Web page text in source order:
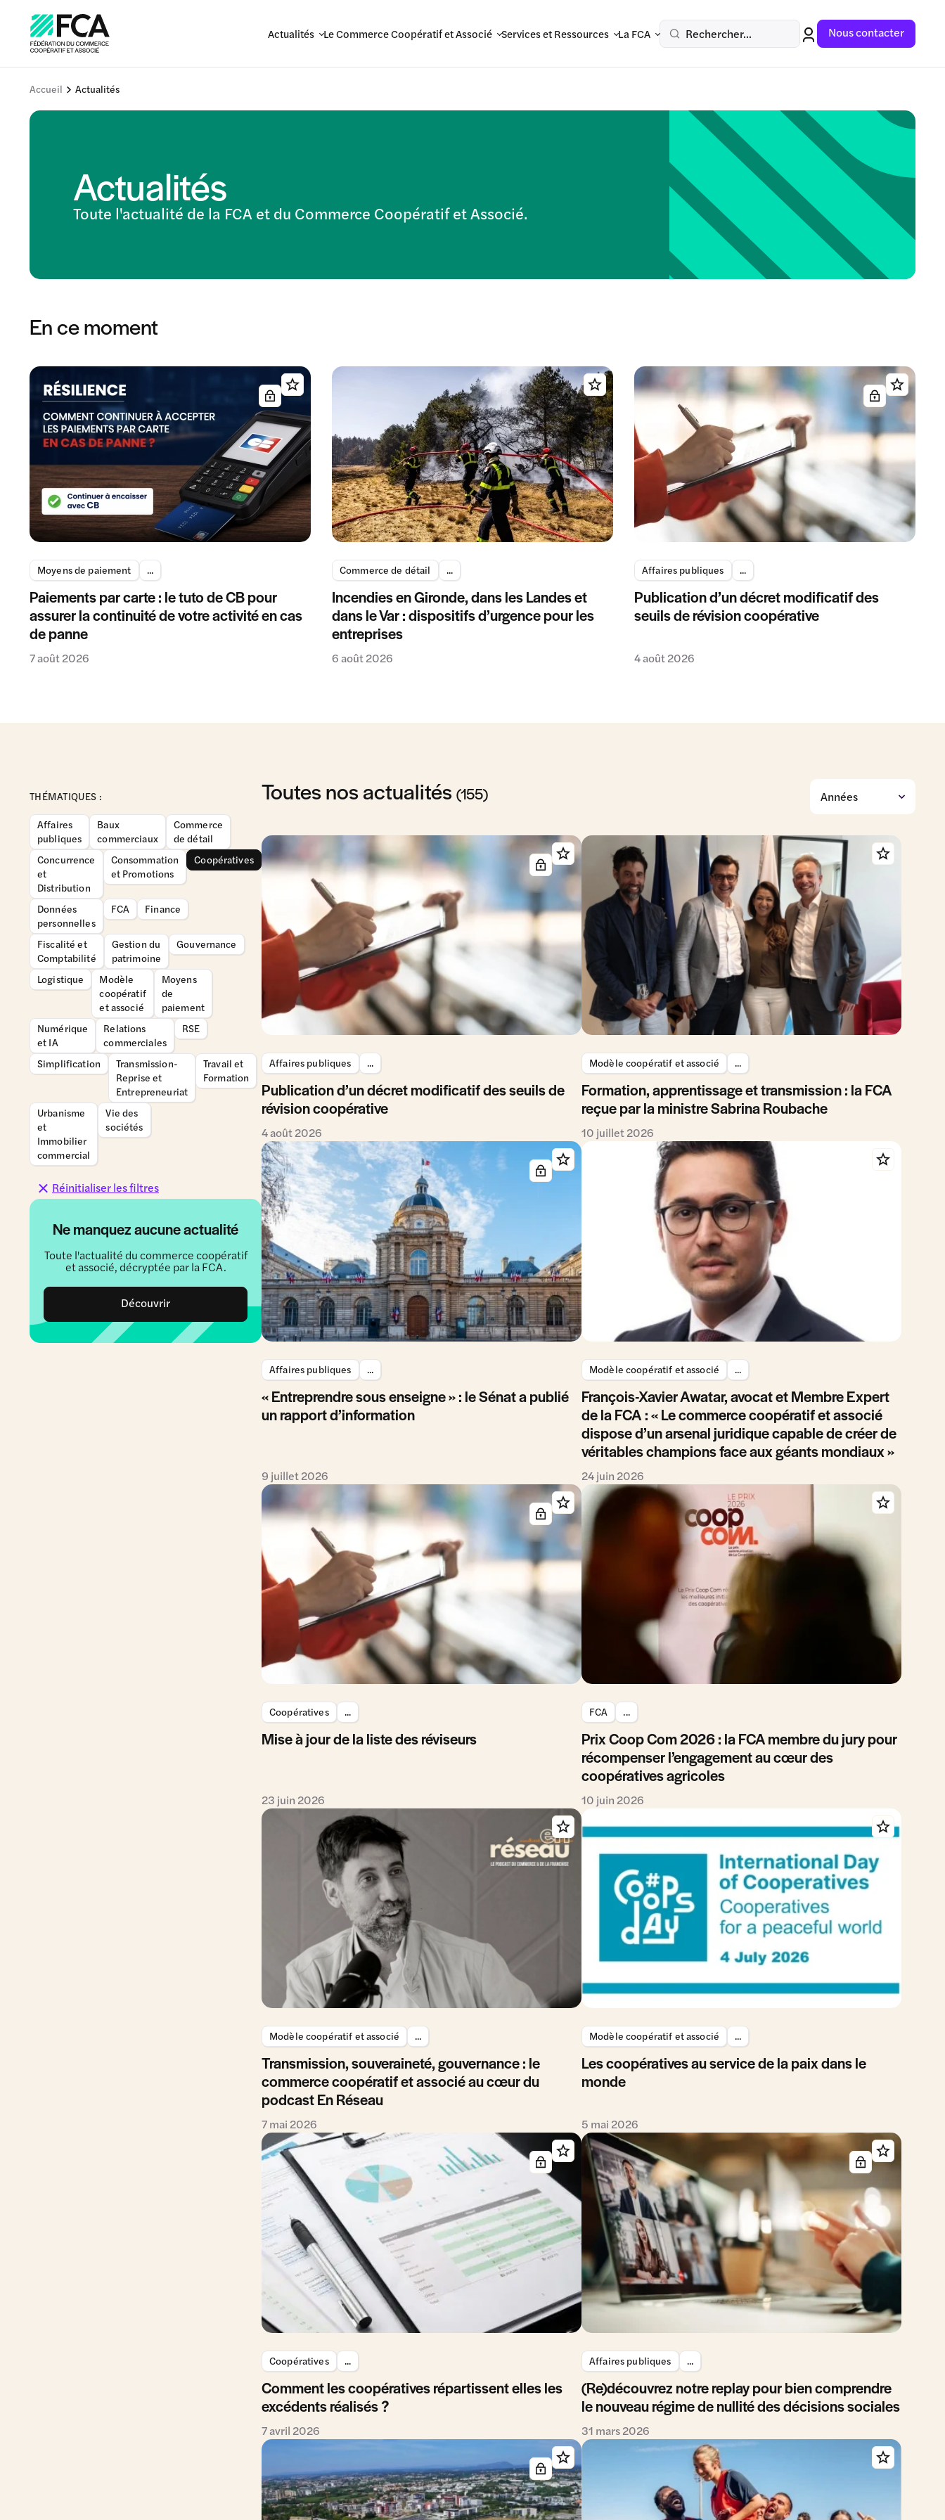
Actualités Le Commerce Coopératif et Associé Services et Ressources La FCA Rechercher... Nous contacter
Accueil Actualités
Actualités
Toute l'actualité de la FCA et du Commerce Coopératif et Associé.
En ce moment
Moyens de paiement ...
Paiements par carte : le tuto de CB pour
assurer la continuité de votre activité en cas
de panne
7 août 2026
Commerce de détail ...
Incendies en Gironde, dans les Landes et
dans le Var : dispositifs d’urgence pour les
entreprises
6 août 2026
Affaires publiques ...
Publication d’un décret modificatif des
seuils de révision coopérative
4 août 2026
THÉMATIQUES :
Affaires
publiques
Baux
commerciaux
Commerce
de détail
Concurrence
et
Distribution
Consommation
et Promotions
Coopératives
Données
personnelles
FCA Finance
Fiscalité et
Comptabilité
Gestion du
patrimoine
Gouvernance
Logistique
Modèle
coopératif
et associé
Moyens
de
paiement
Numérique
et IA
Relations
commerciales
RSE
Simplification
Transmission-
Reprise et
Entrepreneuriat
Travail et
Formation
Urbanisme
et
Immobilier
commercial
Vie des
sociétés
Réinitialiser les filtres
Ne manquez aucune actualité
Toute l'actualité du commerce coopératif
et associé, décryptée par la FCA.
Découvrir
Toutes nos actualités (155)
Affaires publiques ...
Publication d’un décret modificatif des seuils de
révision coopérative
4 août 2026
Modèle coopératif et associé ...
Formation, apprentissage et transmission : la FCA
reçue par la ministre Sabrina Roubache
10 juillet 2026
Affaires publiques ...
« Entreprendre sous enseigne » : le Sénat a publié
un rapport d’information
9 juillet 2026
Modèle coopératif et associé ...
François-Xavier Awatar, avocat et Membre Expert
de la FCA : « Le commerce coopératif et associé
dispose d’un arsenal juridique capable de créer de
véritables champions face aux géants mondiaux »
24 juin 2026
Coopératives ...
Mise à jour de la liste des réviseurs
23 juin 2026
FCA ...
Prix Coop Com 2026 : la FCA membre du jury pour
récompenser l’engagement au cœur des
coopératives agricoles
10 juin 2026
Modèle coopératif et associé ...
Transmission, souveraineté, gouvernance : le
commerce coopératif et associé au cœur du
podcast En Réseau
7 mai 2026
Modèle coopératif et associé ...
Les coopératives au service de la paix dans le
monde
5 mai 2026
Coopératives ...
Comment les coopératives répartissent elles les
excédents réalisés ?
7 avril 2026
Affaires publiques ...
(Re)découvrez notre replay pour bien comprendre
le nouveau régime de nullité des décisions sociales
31 mars 2026